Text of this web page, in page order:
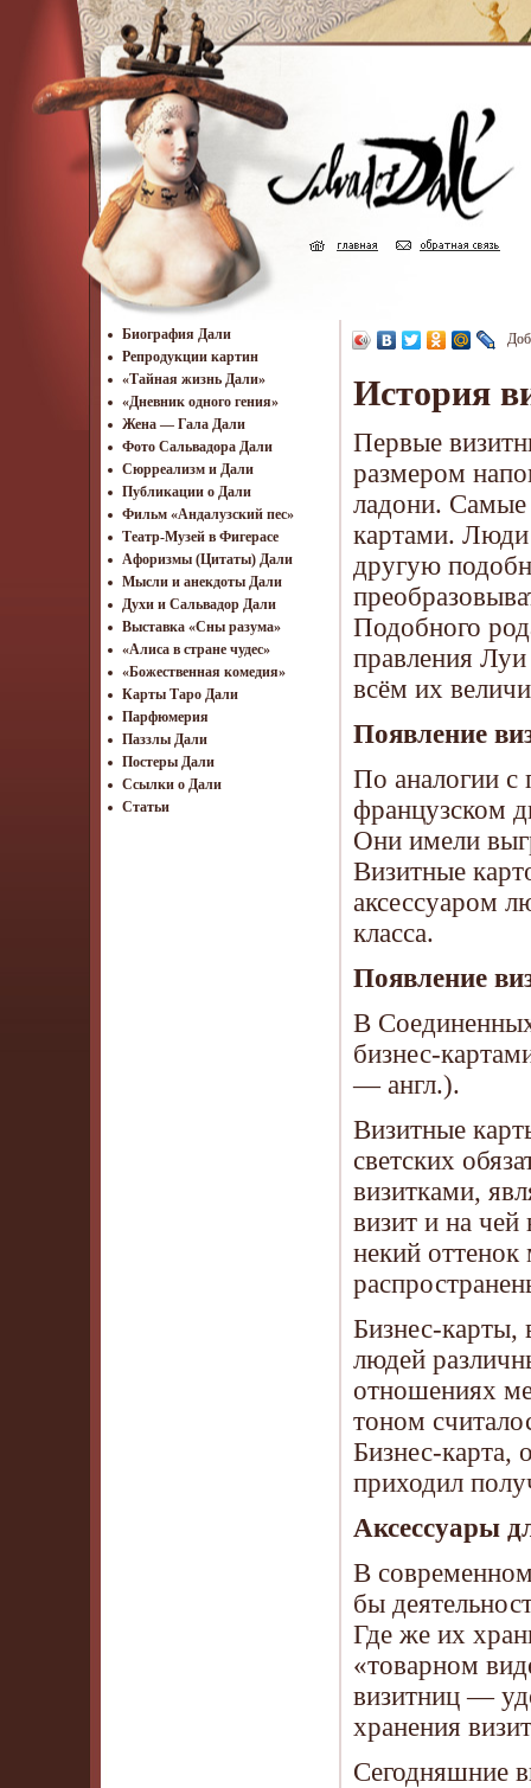
Биография Дали
Репродукции картин
«Тайная жизнь Дали»
«Дневник одного гения»
Жена — Гала Дали
Фото Сальвадора Дали
Cюрреализм и Дали
Публикации о Дали
Фильм «Андалузский пес»
Театр-Музей в Фигерасе
Афоризмы (Цитаты) Дали
Мысли и анекдоты Дали
Духи и Сальвадор Дали
Выставка «Сны разума»
«Алиса в стране чудес»
«Божественная комедия»
Карты Таро Дали
Парфюмерия
Паззлы Дали
Постеры Дали
Ссылки о Дали
Статьи
История
Первые
размером
ладони. Самые
картами. Люди
другую
Подобного
правления
всём их
Появление
По аналогии с
французском
Они имели
Визитные
аксессуаром
класса.
Появление
В
бизнес-
— англ.).
Визитные
светских
визитками,
визит и на чей
некий
Бизнес-карты,
людей
отношениях
тоном
Бизнес-карта,
приходил
Аксессуары
В современном
бы
Где же их
«товарном
визитниц —
хранения
Сегодняшние